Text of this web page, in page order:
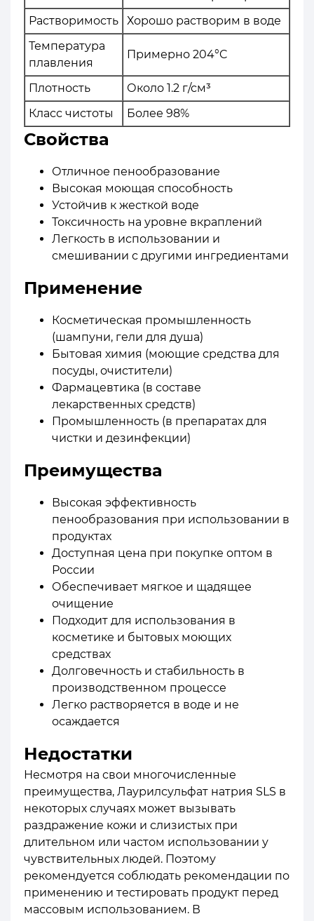
Растворимость
Хорошо растворим в воде
Температура
плавления
Примерно 204°C
Плотность
Около 1.2 г/см³
Класс чистоты
Более 98%
Свойства
Отличное пенообразование
Высокая моющая способность
Устойчив к жесткой воде
Токсичность на уровне вкраплений
Легкость в использовании и
смешивании с другими ингредиентами
Применение
Косметическая промышленность
(шампуни, гели для душа)
Бытовая химия (моющие средства для
посуды, очистители)
Фармацевтика (в составе
лекарственных средств)
Промышленность (в препаратах для
чистки и дезинфекции)
Преимущества
Высокая эффективность
пенообразования при использовании в
продуктах
Доступная цена при покупке оптом в
России
Обеспечивает мягкое и щадящее
очищение
Подходит для использования в
косметике и бытовых моющих
средствах
Долговечность и стабильность в
производственном процессе
Легко растворяется в воде и не
осаждается
Недостатки
Несмотря на свои многочисленные
преимущества, Лаурилсульфат натрия SLS в
некоторых случаях может вызывать
раздражение кожи и слизистых при
длительном или частом использовании у
чувствительных людей. Поэтому
рекомендуется соблюдать рекомендации по
применению и тестировать продукт перед
массовым использованием. В